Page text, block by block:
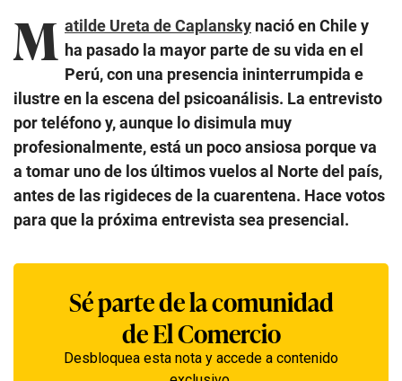
M atilde Ureta de Caplansky nació en Chile y
ha pasado la mayor parte de su vida en el
Perú, con una presencia ininterrumpida e
ilustre en la escena del psicoanálisis. La entrevisto
por teléfono y, aunque lo disimula muy
profesionalmente, está un poco ansiosa porque va
a tomar uno de los últimos vuelos al Norte del país,
antes de las rigideces de la cuarentena. Hace votos
para que la próxima entrevista sea presencial.